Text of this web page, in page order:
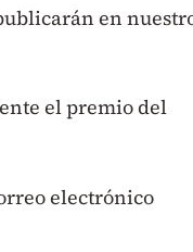
en
el premio del
electrónico